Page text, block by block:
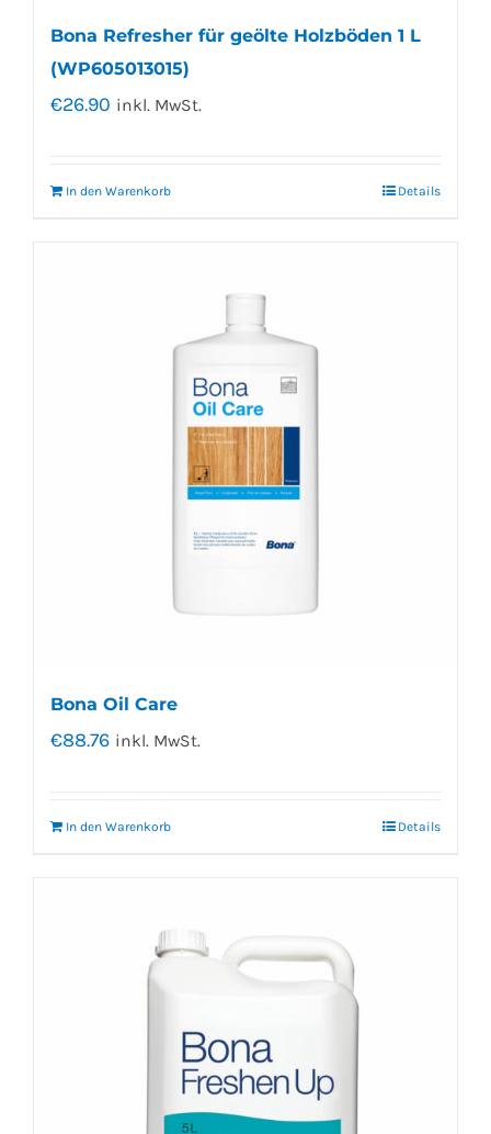
Bona Refresher für geölte Holzböden 1 L
(WP605013015)
€26.90 inkl. MwSt.
In den Warenkorb Details
Bona Oil Care
€88.76 inkl. MwSt.
In den Warenkorb Details